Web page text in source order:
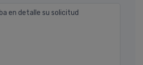
en detalle su solicitud